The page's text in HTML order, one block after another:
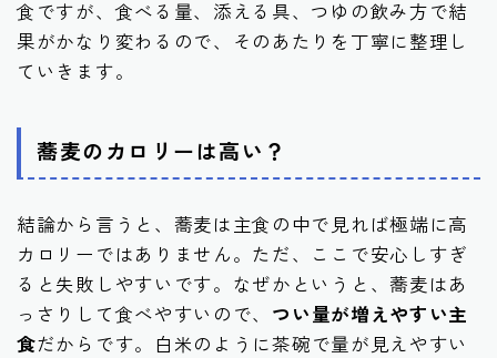
食ですが、食べる量、添える具、つゆの飲み方で結
果がかなり変わるので、そのあたりを丁寧に整理し
ていきます。
蕎麦のカロリーは高い？
結論から言うと、蕎麦は主食の中で見れば極端に高
カロリーではありません。ただ、ここで安心しすぎ
ると失敗しやすいです。なぜかというと、蕎麦はあ
っさりして食べやすいので、 つい量が増えやすい主
食だからです。白米のように茶碗で量が見えやすい